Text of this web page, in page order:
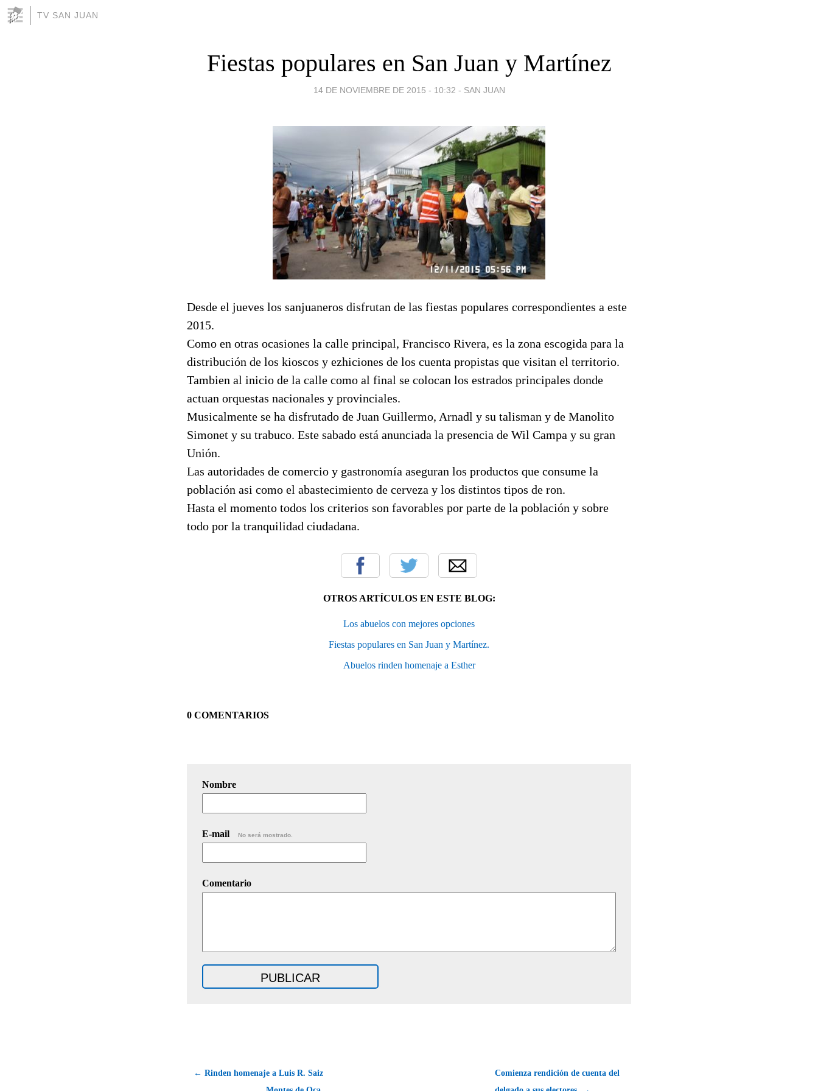
TV SAN JUAN
Fiestas populares en San Juan y Martínez
14 DE NOVIEMBRE DE 2015 - 10:32 - SAN JUAN
Desde el jueves los sanjuaneros disfrutan de las fiestas populares correspondientes a este
2015.
Como en otras ocasiones la calle principal, Francisco Rivera, es la zona escogida para la
distribución de los kioscos y ezhiciones de los cuenta propistas que visitan el territorio.
Tambien al inicio de la calle como al final se colocan los estrados principales donde
actuan orquestas nacionales y provinciales.
Musicalmente se ha disfrutado de Juan Guillermo, Arnadl y su talisman y de Manolito
Simonet y su trabuco. Este sabado está anunciada la presencia de Wil Campa y su gran
Unión.
Las autoridades de comercio y gastronomía aseguran los productos que consume la
población asi como el abastecimiento de cerveza y los distintos tipos de ron.
Hasta el momento todos los criterios son favorables por parte de la población y sobre
todo por la tranquilidad ciudadana.
OTROS ARTÍCULOS EN ESTE BLOG:
Los abuelos con mejores opciones
Fiestas populares en San Juan y Martínez.
Abuelos rinden homenaje a Esther
0 COMENTARIOS
Nombre
E-mail No será mostrado.
Comentario
← Rinden homenaje a Luis R. Saiz
Comienza rendición de cuenta del